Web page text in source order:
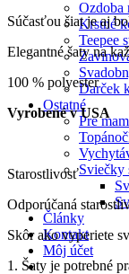
Ozdoba
Krstné
Teepee
Darček
Ostatné
Pre
Sviečky
Články
Kontakt
Môj účet
Súčasťou šiat je aj
Elegantné šaty na
100 % polyester
Vyrobené v USA
Starostlivosť
Odporúčaná
Skôr ako vyperiete
1. Šaty je potrebné